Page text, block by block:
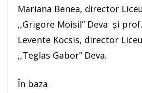
Mariana Benea, director
,,Grigore Moisil” Deva și
Levente Kocsis, director
,,Teglas Gabor” Deva.
În baza